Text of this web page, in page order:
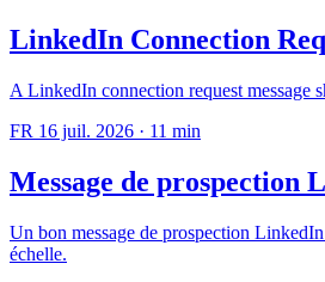
LinkedIn Connection
A LinkedIn connection request message
FR 16 juil. 2026 · 11 min
Message de prospection
Un bon message de prospection
échelle.